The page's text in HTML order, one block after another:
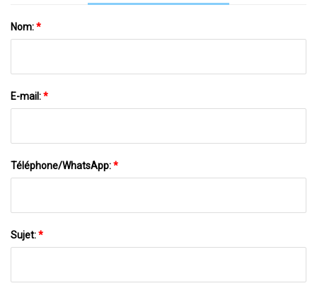
Nom:*
E-mail:*
Téléphone/WhatsApp:*
Sujet:*